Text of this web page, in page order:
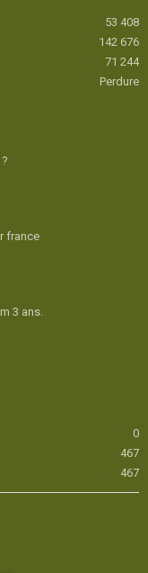
53 408
142 676
71 244
Perdure
france
3 ans.
0
467
467